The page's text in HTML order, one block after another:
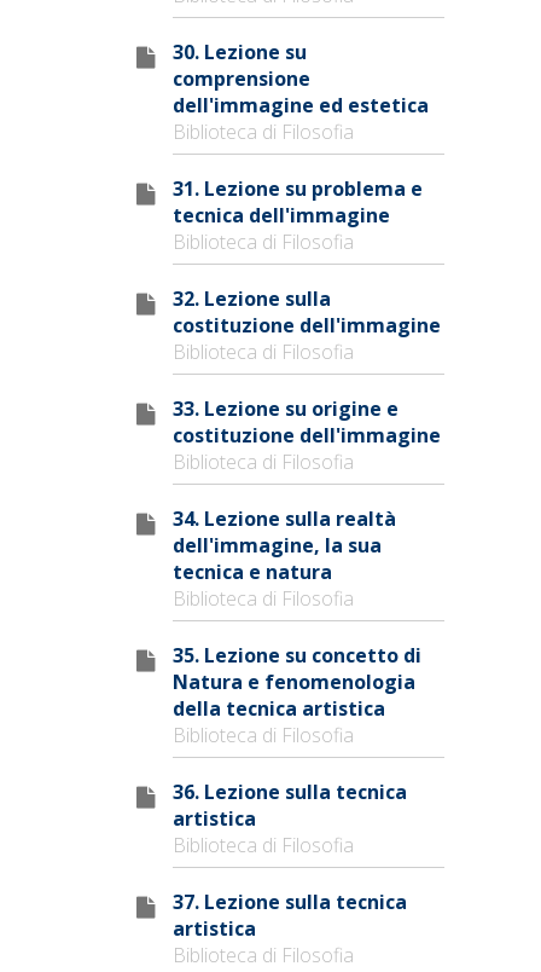
30. Lezione su
comprensione
dell'immagine ed estetica
Biblioteca di Filosofia
31. Lezione su problema e
tecnica dell'immagine
Biblioteca di Filosofia
32. Lezione sulla
costituzione dell'immagine
Biblioteca di Filosofia
33. Lezione su origine e
costituzione dell'immagine
Biblioteca di Filosofia
34. Lezione sulla realtà
dell'immagine, la sua
tecnica e natura
Biblioteca di Filosofia
35. Lezione su concetto di
Natura e fenomenologia
della tecnica artistica
Biblioteca di Filosofia
36. Lezione sulla tecnica
artistica
Biblioteca di Filosofia
37. Lezione sulla tecnica
artistica
Biblioteca di Filosofia